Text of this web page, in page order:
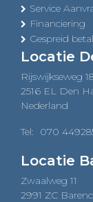
Service
Financiering
Gespreid
Locatie
Rijswijkseweg
2516 EL Den
Nederland
Tel: 070
Locatie
Zwaalweg 11
2991 ZC